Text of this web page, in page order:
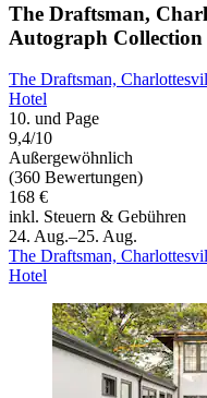
The Draftsman,
Autograph Collection
The Draftsman,
Hotel
10. und Page
9,4/10
Außergewöhnlich
(360 Bewertungen)
168 €
inkl. Steuern & Gebühren
24. Aug.–25. Aug.
The Draftsman,
Hotel